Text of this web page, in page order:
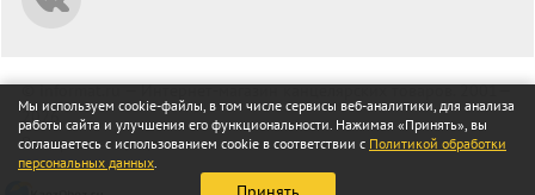
© informat.ru — Интернет-магазин канцелярских товаров. 2001—
2026
Все права защищены
Мы используем cookie-файлы, в том числе сервисы веб-аналитики, для анализа
работы сайта и улучшения его функциональности. Нажимая «Принять», вы
соглашаетесь с использованием cookie в соответствии с Политикой обработки
персональных данных.